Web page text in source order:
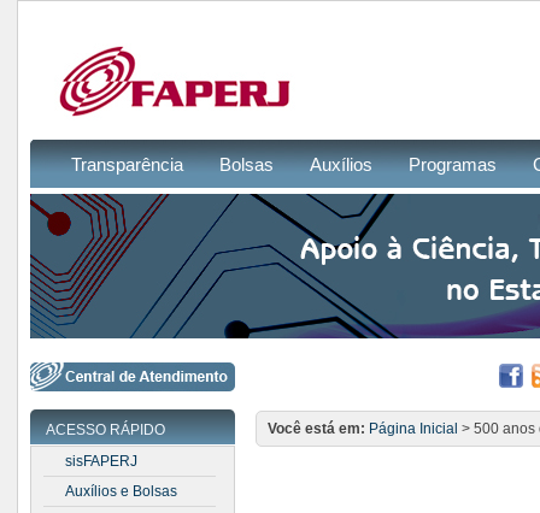
Transparência Bolsas Auxílios Programas
ACESSO RÁPIDO
sisFAPERJ
Auxílios e Bolsas
Você está em: Página Inicial > 500 anos